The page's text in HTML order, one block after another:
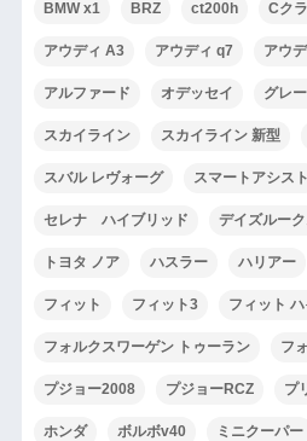
BMW x1 BRZ ct200h Cク
アウディ A3 アウディ q7 アウ
アルファード オデッセイ グレ
スカイライン スカイライン 新型
スバル レヴォーグ スマートアシスト
セレナ ハイブリッド デイズルー
トヨタ ノア ハスラー ハリアー
フィット フィット3 フィット
フォルクスワーゲン トゥーラン フ
プジョー2008 プジョーRCZ プ
ホンダ ボルボv40 ミニクーパー